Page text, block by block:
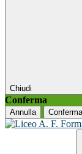
Chiudi
Conferma
Annulla Conferma